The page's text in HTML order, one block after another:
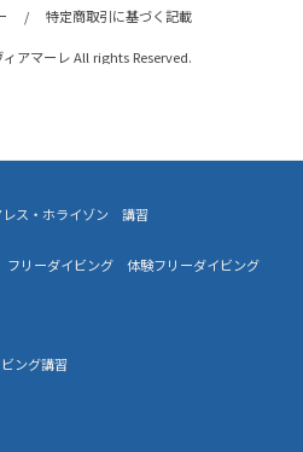
/ 特定商取引に基づく記載
アマーレ All rights Reserved.
レス・ホライゾン 講習
フリーダイビング 体験フリーダイビング
ング講習